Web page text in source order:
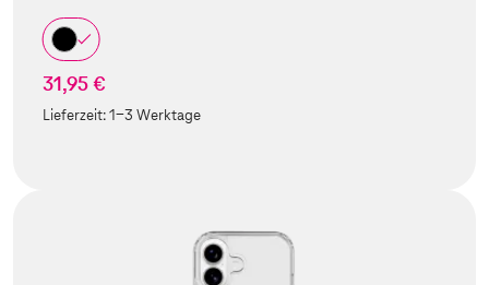
31,95 €
Lieferzeit:1-3 Werktage